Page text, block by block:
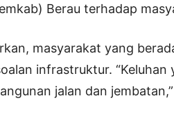
Berau terhadap
masyarakat yang
infrastruktur.
jalan dan